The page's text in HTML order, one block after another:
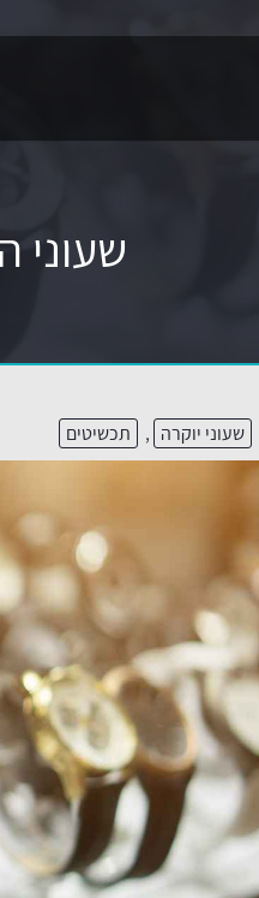
שעוני
שעוני יוקרה , תכשיטים